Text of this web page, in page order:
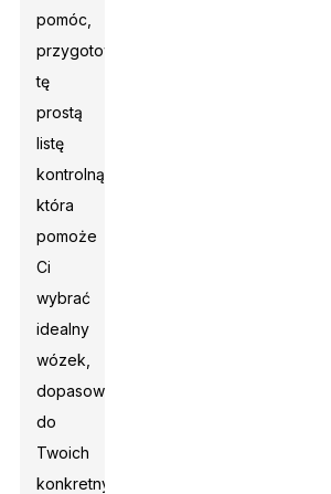
pomóc,
przygotowałem
tę
prostą
listę
kontrolną,
która
pomoże
Ci
wybrać
idealny
wózek,
dopasowany
do
Twoich
konkretnych